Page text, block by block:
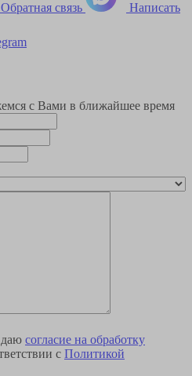
Обратная связь Написать
с Вами в ближайшее время
согласие на обработку
с Политикой